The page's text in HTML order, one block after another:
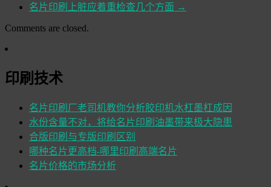
名片印刷上脏应着重检查几个方面 →
Comments are closed.
印刷技术
名片印刷厂老司机教你分析胶印机水杠墨杠成因
水份含量不对，将给名片印刷油墨带来极大隐患
合版印刷与专版印刷区别
哪种名片更高档-哪里印刷高端名片
名片价格的市场分析